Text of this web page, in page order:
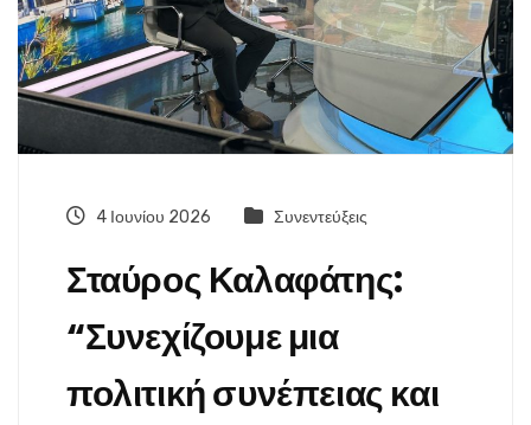
4 Ιουνίου 2026 Συνεντεύξεις
Σταύρος Καλαφάτης:
“Συνεχίζουμε μια
πολιτική συνέπειας και